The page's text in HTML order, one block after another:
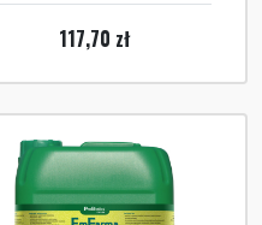
117,70 zł